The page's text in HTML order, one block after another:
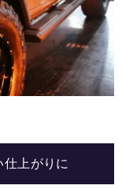
上がりに